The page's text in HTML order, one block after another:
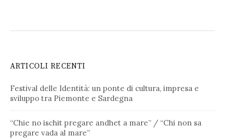
ARTICOLI RECENTI
Festival delle Identità: un ponte di cultura, impresa e
sviluppo tra Piemonte e Sardegna
“Chie no ischit pregare andhet a mare” / “Chi non sa
pregare vada al mare”